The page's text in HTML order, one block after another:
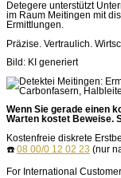
Detegere unterstützt
im Raum Meitingen mit
Ermittlungen.
Präzise. Vertraulich.
Bild: KI generiert
Wenn Sie gerade einen
Warten kostet Beweise.
Kostenfreie diskrete
☎️ 08 00/0 12 02 23 (nur
For International